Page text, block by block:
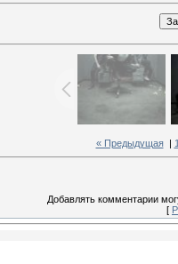
« Предыдущая|
Добавлять комментарии
[